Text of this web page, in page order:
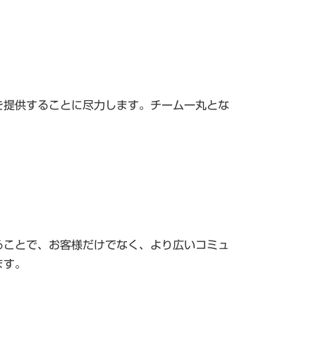
供することに尽力します。チーム一丸とな
とで、お客様だけでなく、より広いコミュ
。